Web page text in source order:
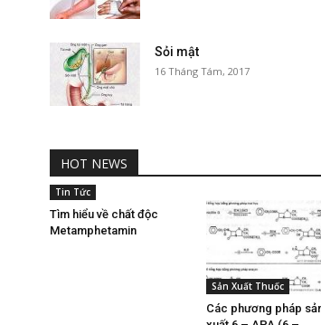
Sỏi mật
16 Tháng Tám, 2017
HOT NEWS
Tin Tức
Tìm hiểu về chất độc
Metamphetamin
Sản Xuất Thuốc
Các phương pháp